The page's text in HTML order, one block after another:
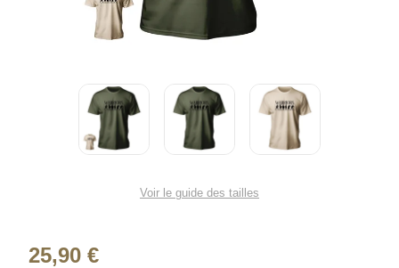
Voir le guide des tailles
25,90 €